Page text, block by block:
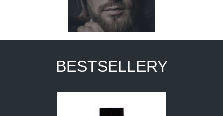
BESTSELLERY